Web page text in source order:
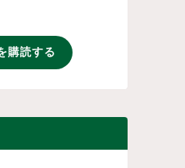
購読する